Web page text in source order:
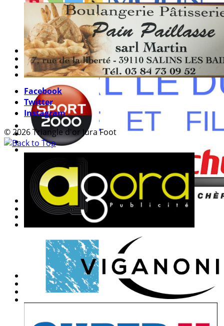
Facebook
Twitter
Instagram
© 2026 Triangle d'or Jura Foot